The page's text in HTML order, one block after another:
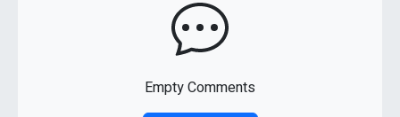
Empty Comments